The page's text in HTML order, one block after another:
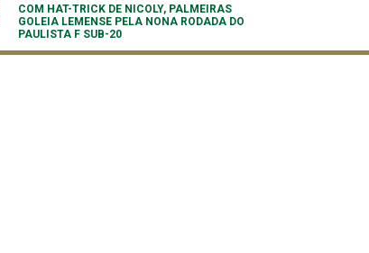
COM HAT-TRICK DE NICOLY, PALMEIRAS
GOLEIA LEMENSE PELA NONA RODADA DO
PAULISTA F SUB-20